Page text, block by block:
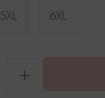
5XL 6XL